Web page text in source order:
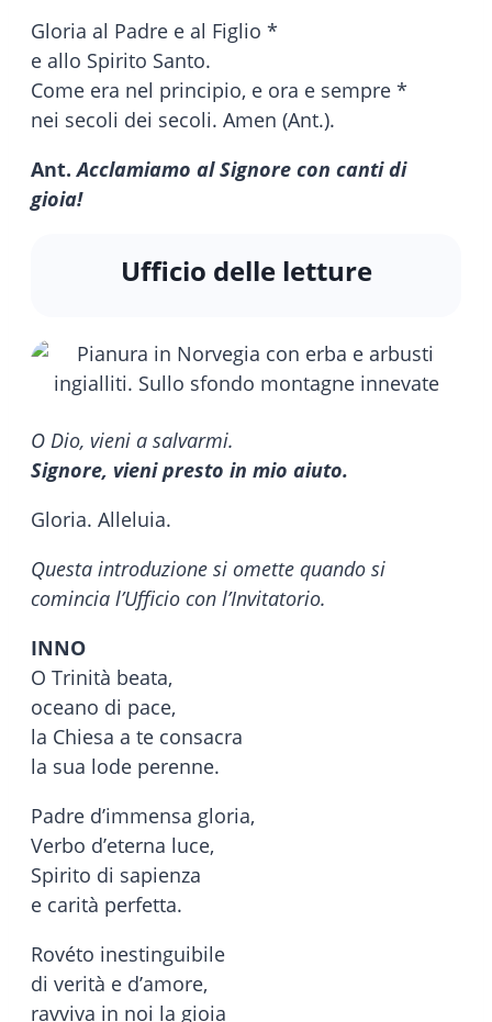
Gloria al Padre e al Figlio *
e allo Spirito Santo.
Come era nel principio, e ora e sempre *
nei secoli dei secoli. Amen (Ant.).
Ant.Acclamiamo al Signore con canti di
gioia!
Ufficio delle letture
O Dio, vieni a salvarmi.
Signore, vieni presto in mio aiuto.
Gloria. Alleluia.
Questa introduzione si omette quando si
comincia l’Ufficio con l’Invitatorio.
INNO
O Trinità beata,
oceano di pace,
la Chiesa a te consacra
la sua lode perenne.
Padre d’immensa gloria,
Verbo d’eterna luce,
Spirito di sapienza
e carità perfetta.
Rovéto inestinguibile
di verità e d’amore,
ravviva in noi la gioia